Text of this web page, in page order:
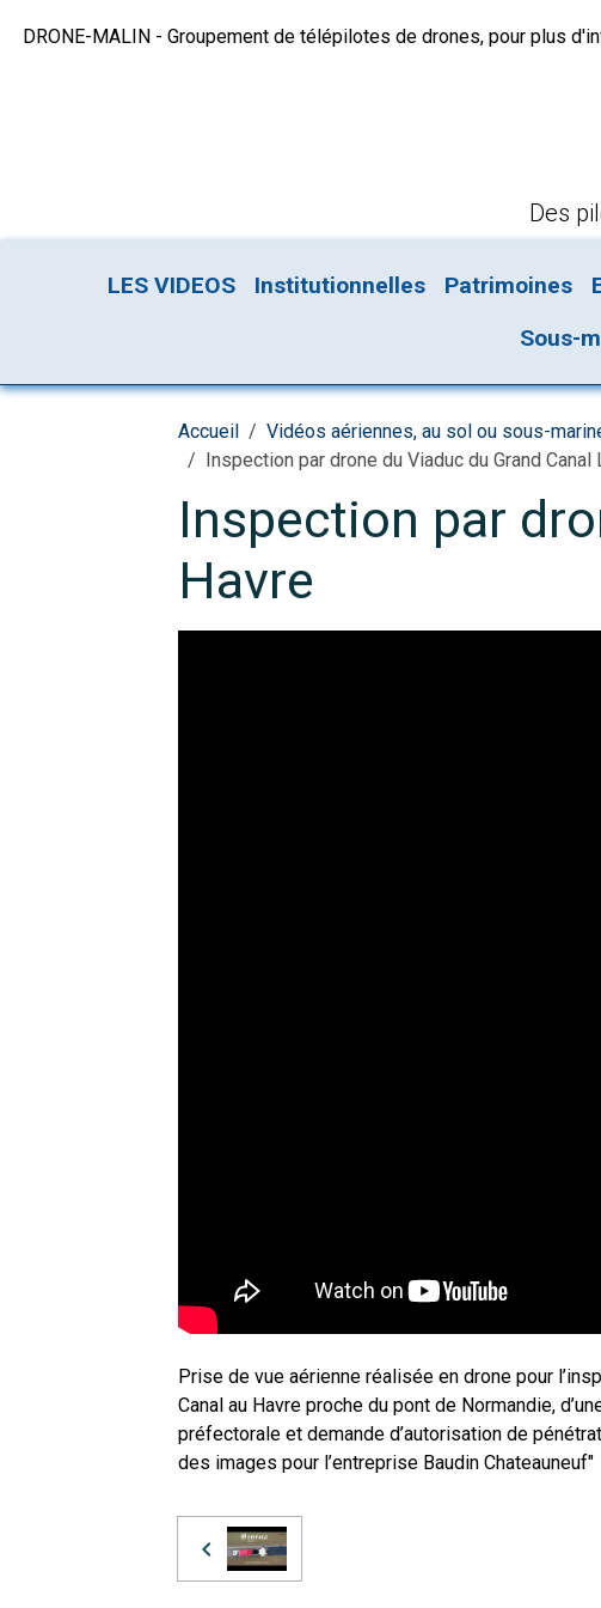
DRONE-MALIN - Groupement de télépilotes de drones, pour plus
Des
LES VIDEOS Institutionnelles Patrimoines
Sous-
Accueil Vidéos aériennes, au sol ou sous-
Inspection par drone du Viaduc du Grand Canal
Inspection par
Havre
Prise de vue aérienne réalisée en drone pour
Canal au Havre proche du pont de Normandie,
préfectorale et demande d’autorisation de
des images pour l’entreprise Baudin Chateauneuf"